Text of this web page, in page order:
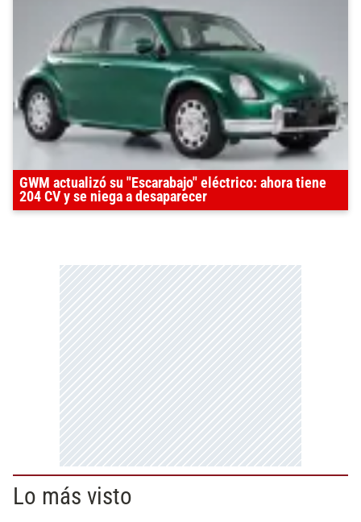
GWM actualizó su "Escarabajo" eléctrico: ahora tiene
204 CV y se niega a desaparecer
Lo más visto